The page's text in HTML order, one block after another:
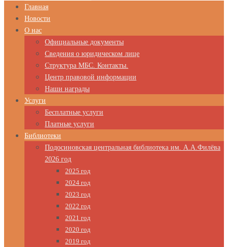
Перейти
содержимому
Главная
Новости
О нас
Официальные документы
Сведения о юридическом лице
Структура МБС. Контакты.
Центр правовой информации
Наши награды
Услуги
Бесплатные услуги
Платные услуги
Библиотеки
Подосиновская центральная библиотека им. А.А.Филёва
2026 год
2025 год
2024 год
2023 год
2022 год
2021 год
2020 год
2019 год